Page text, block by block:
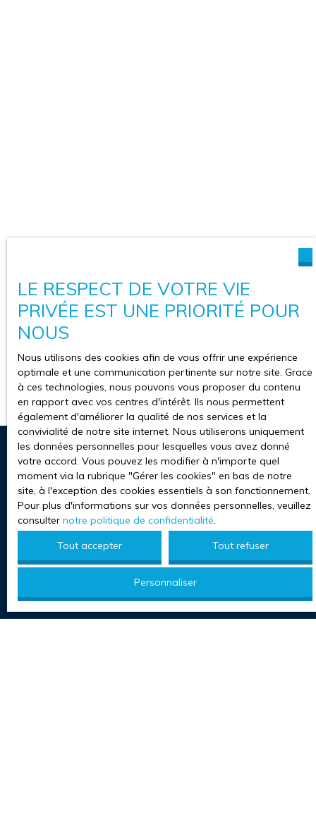
3 raisons d'investir dans
l'immobilier à Villeneuve-d'Ascq
LE RESPECT DE VOTRE VIE
PRIVÉE EST UNE PRIORITÉ POUR
NOUS
Nous utilisons des cookies afin de vous offrir une expérience
optimale et une communication pertinente sur notre site. Grace
à ces technologies, nous pouvons vous proposer du contenu
en rapport avec vos centres d'intérêt. Ils nous permettent
également d'améliorer la qualité de nos services et la
convivialité de notre site internet. Nous utiliserons uniquement
les données personnelles pour lesquelles vous avez donné
votre accord. Vous pouvez les modifier à n'importe quel
moment via la rubrique ″Gérer les cookies″ en bas de notre
site, à l'exception des cookies essentiels à son fonctionnement.
Pour plus d'informations sur vos données personnelles, veuillez
consulter notre politique de confidentialité.
Tout accepter
Tout refuser
Personnaliser